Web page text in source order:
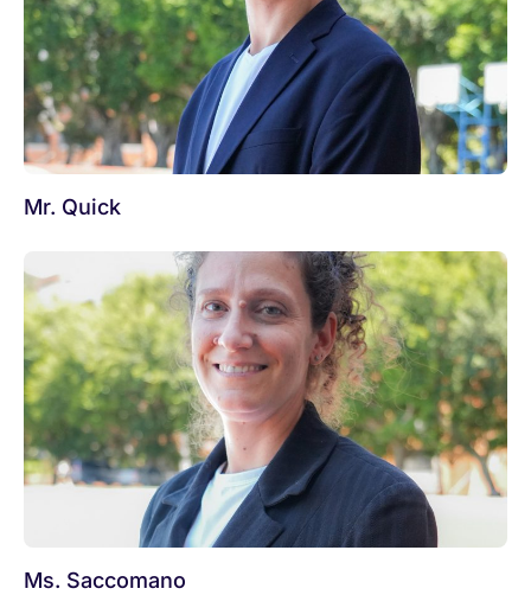
Mr. Quick
Ms. Saccomano